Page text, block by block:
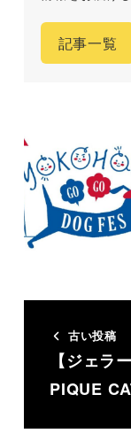
記事一覧
古い投稿
【ジェラ
PIQUE